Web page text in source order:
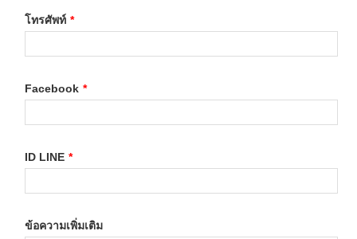
โทรศัพท์ *
Facebook *
ID LINE *
ข้อความเพิ่มเติม